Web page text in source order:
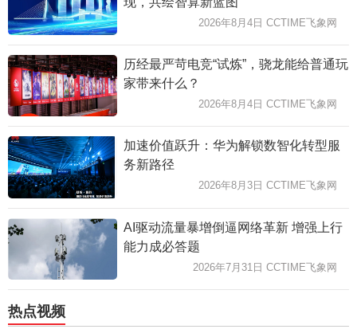
2026年8月4日 CCTIME飞象网
历经最严苛电竞“试炼”，骁龙能给普通玩
家带来什么？
2026年8月4日 CCTIME飞象网
加速价值跃升：华为解锁数智化转型服
务新路径
2026年8月3日 CCTIME飞象网
AI驱动流量暴增倒逼网络革新 增强上行
能力成必答题
2026年7月31日 CCTIME飞象网
热点视频